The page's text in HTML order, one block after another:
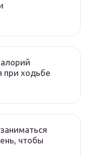
при ходьбе
чтобы